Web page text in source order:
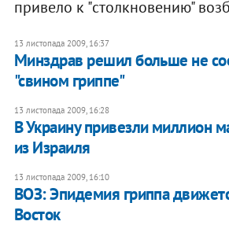
привело к "столкновению"
13 листопада 2009, 16:37
Минздрав решил больше не
"свином гриппе"
13 листопада 2009, 16:28
В Украину привезли миллион
из Израиля
13 листопада 2009, 16:10
ВОЗ: Эпидемия гриппа
Восток